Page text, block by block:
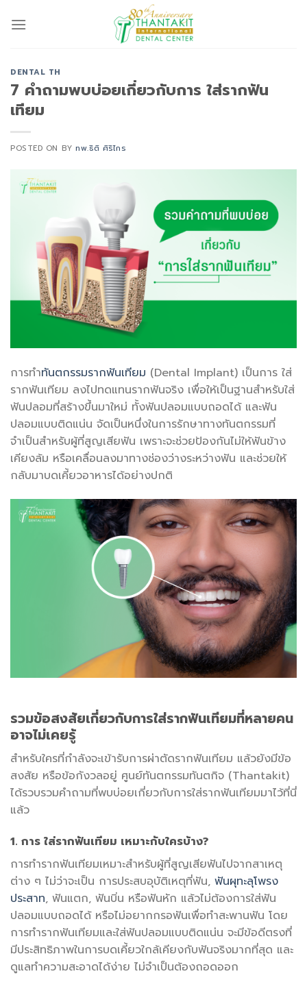
DENTAL TH
7 คำถามพบบ่อยเกี่ยวกับการ ใส่รากฟัน
เทียม
POSTED ON BYทพ.ธิติ ศิริไกร
การทำทันตกรรมรากฟันเทียม (Dental Implant) เป็นการ ใส่
รากฟันเทียม ลงไปทดแทนรากฟันจริง เพื่อให้เป็นฐานสำหรับใส่
ฟันปลอมที่สร้างขึ้นมาใหม่ ทั้งฟันปลอมแบบถอดได้ และฟัน
ปลอมแบบติดแน่น จัดเป็นหนึ่งในการรักษาทางทันตกรรมที่
จำเป็นสำหรับผู้ที่สูญเสียฟัน เพราะจะช่วยป้องกันไม่ให้ฟันข้าง
เคียงล้ม หรือเคลื่อนลงมาทางช่องว่างระหว่างฟัน และช่วยให้
กลับมาบดเคี้ยวอาหารได้อย่างปกติ
รวมข้อสงสัยเกี่ยวกับการใส่รากฟันเทียมที่หลายคน
อาจไม่เคยรู้
สำหรับใครที่กำลังจะเข้ารับการผ่าตัดรากฟันเทียม แล้วยังมีข้อ
สงสัย หรือข้อกังวลอยู่ ศูนย์ทันตกรรมทันตกิจ (Thantakit)
ได้รวบรวมคำถามที่พบบ่อยเกี่ยวกับการใส่รากฟันเทียมมาไว้ที่นี่
แล้ว
1. การ ใส่รากฟันเทียม เหมาะกับใครบ้าง?
การทำรากฟันเทียมเหมาะสำหรับผู้ที่สูญเสียฟันไปจากสาเหตุ
ต่าง ๆ ไม่ว่าจะเป็น การประสบอุบัติเหตุที่ฟัน, ฟันผุทะลุโพรง
ประสาท, ฟันแตก, ฟันบิ่น หรือฟันหัก แล้วไม่ต้องการใส่ฟัน
ปลอมแบบถอดได้ หรือไม่อยากกรอฟันเพื่อทำสะพานฟัน โดย
การทำรากฟันเทียมและใส่ฟันปลอมแบบติดแน่น จะมีข้อดีตรงที่
มีประสิทธิภาพในการบดเคี้ยวใกล้เคียงกับฟันจริงมากที่สุด และ
ดูแลทำความสะอาดได้ง่าย ไม่จำเป็นต้องถอดออก